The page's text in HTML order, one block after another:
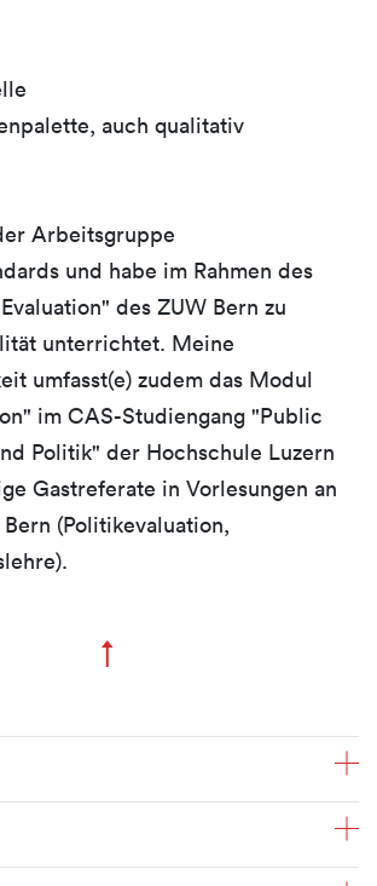
auch qualitativ
Arbeitsgruppe
und habe im Rahmen des
des ZUW Bern zu
unterrichtet. Meine
umfasst(e) zudem das Modul
im CAS-Studiengang "Public
Politik" der Hochschule Luzern
Gastreferate in Vorlesungen an
(Politikevaluation,
↑Zum Seitenanfang